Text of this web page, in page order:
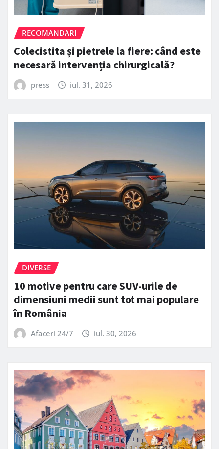
RECOMANDARI
Colecistita și pietrele la fiere: când este
necesară intervenția chirurgicală?
press iul. 31, 2026
DIVERSE
10 motive pentru care SUV-urile de
dimensiuni medii sunt tot mai populare
în România
Afaceri 24/7 iul. 30, 2026